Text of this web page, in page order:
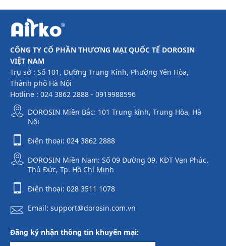
CÔNG TY CỔ PHẦN THƯƠNG MẠI QUỐC TẾ DOROSIN
VIỆT NAM
Trụ sở : Số 101, Đường Trung Kính, Phường Yên Hòa,
Thành phố Hà Nội
Hotline : 024 3862 2888 - 0919988596
DOROSIN Miền Bắc: 101 Trung kính, Trung Hòa, Hà
Nội
Điện thoại: 024 3862 2888
DOROSIN Miền Nam: Số 09 Đường 09, KĐT Vạn Phúc,
Thủ Đức, Tp. Hồ Chí Minh
Điện thoại: 028 3511 1078
Email: support@dorosin.com.vn
Đăng ký nhận thông tin khuyến mại: